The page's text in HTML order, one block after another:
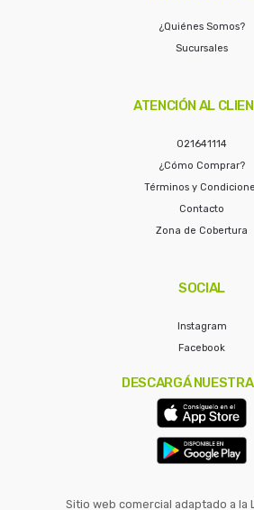
¿Quiénes Somos?
Sucursales
ATENCIÓN AL
021641114
¿Cómo Comprar?
Términos y
Contacto
Zona de Cobertura
SOCIAL
Instagram
Facebook
DESCARGÁ
Sitio web comercial adaptado a la